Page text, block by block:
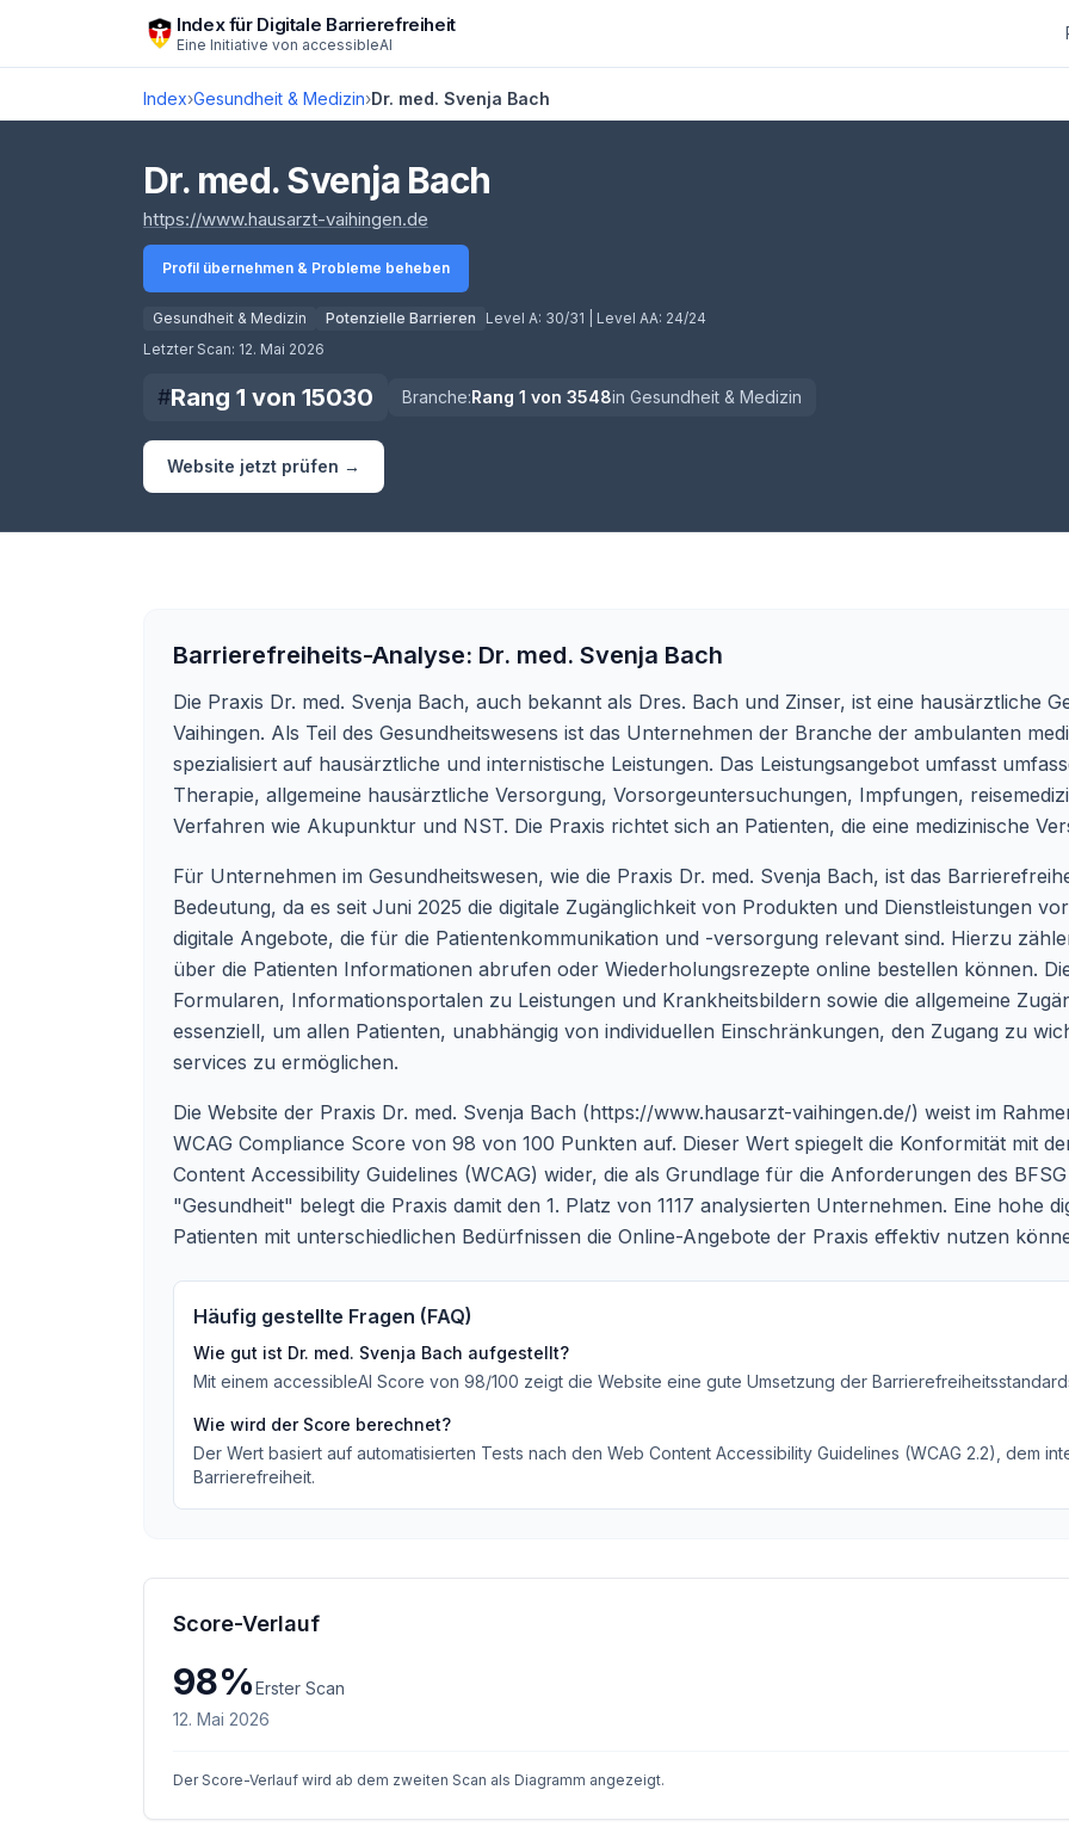
Zum Hauptinhalt springenIndex für Digitale Barrierefreiheit
Eine Initiative von accessibleAI
Index›Gesundheit & Medizin›Dr. med. Svenja Bach
Score lädt
Dr. med. Svenja Bach
https://www.hausarzt-vaihingen.de
Profil übernehmen & Probleme beheben
Gesundheit & Medizin Potenzielle Barrieren Level A: 30/31 | Level AA: 24/24
Letzter Scan: 12. Mai 2026
#Rang 1 von 15030 Branche:Rang 1 von 3548in Gesundheit & Medizin
Website jetzt prüfen →
Barrierefreiheits-Analyse: Dr. med. Svenja Bach
Die Praxis Dr. med. Svenja Bach, auch bekannt als Dres. Bach und Zinser, ist eine hausärztliche
Vaihingen. Als Teil des Gesundheitswesens ist das Unternehmen der Branche der ambulanten
spezialisiert auf hausärztliche und internistische Leistungen. Das Leistungsangebot umfasst
Therapie, allgemeine hausärztliche Versorgung, Vorsorgeuntersuchungen, Impfungen,
Verfahren wie Akupunktur und NST. Die Praxis richtet sich an Patienten, die eine medizinische
Für Unternehmen im Gesundheitswesen, wie die Praxis Dr. med. Svenja Bach, ist das
Bedeutung, da es seit Juni 2025 die digitale Zugänglichkeit von Produkten und Dienstleistungen
digitale Angebote, die für die Patientenkommunikation und -versorgung relevant sind. Hierzu
über die Patienten Informationen abrufen oder Wiederholungsrezepte online bestellen können.
Formularen, Informationsportalen zu Leistungen und Krankheitsbildern sowie die allgemeine
essenziell, um allen Patienten, unabhängig von individuellen Einschränkungen, den Zugang zu
services zu ermöglichen.
Die Website der Praxis Dr. med. Svenja Bach (https://www.hausarzt-vaihingen.de/) weist im
WCAG Compliance Score von 98 von 100 Punkten auf. Dieser Wert spiegelt die Konformität mit
Content Accessibility Guidelines (WCAG) wider, die als Grundlage für die Anforderungen des
"Gesundheit" belegt die Praxis damit den 1. Platz von 1117 analysierten Unternehmen. Eine hohe
Patienten mit unterschiedlichen Bedürfnissen die Online-Angebote der Praxis effektiv nutzen
Häufig gestellte Fragen (FAQ)
Wie gut ist Dr. med. Svenja Bach aufgestellt?
Mit einem accessibleAI Score von 98/100 zeigt die Website eine gute Umsetzung der
Wie wird der Score berechnet?
Der Wert basiert auf automatisierten Tests nach den Web Content Accessibility Guidelines (WCAG 2.2), dem
Barrierefreiheit.
Score-Verlauf
98%Erster Scan
12. Mai 2026
Der Score-Verlauf wird ab dem zweiten Scan als Diagramm angezeigt.